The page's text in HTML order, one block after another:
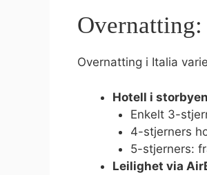
Overnatting i Italia
Hotell i
Enkelt 3-
4-stjerners
5-stjerners:
Leilighet via